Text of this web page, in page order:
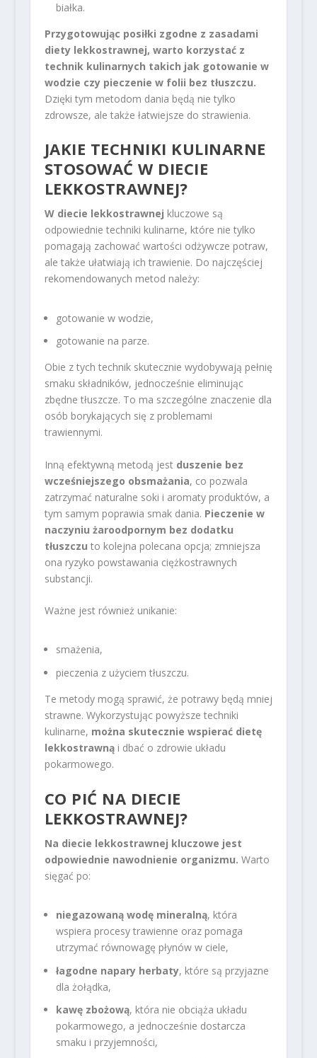
białka.
Przygotowując posiłki zgodne z zasadami
diety lekkostrawnej, warto korzystać z
technik kulinarnych takich jak gotowanie w
wodzie czy pieczenie w folii bez tłuszczu.
Dzięki tym metodom dania będą nie tylko
zdrowsze, ale także łatwiejsze do strawienia.
JAKIE TECHNIKI KULINARNE
STOSOWAĆ W DIECIE
LEKKOSTRAWNEJ?
W diecie lekkostrawnej kluczowe są
odpowiednie techniki kulinarne, które nie tylko
pomagają zachować wartości odżywcze potraw,
ale także ułatwiają ich trawienie. Do najczęściej
rekomendowanych metod należy:
gotowanie w wodzie,
gotowanie na parze.
Obie z tych technik skutecznie wydobywają pełnię
smaku składników, jednocześnie eliminując
zbędne tłuszcze. To ma szczególne znaczenie dla
osób borykających się z problemami
trawiennymi.
Inną efektywną metodą jest duszenie bez
wcześniejszego obsmażania, co pozwala
zatrzymać naturalne soki i aromaty produktów, a
tym samym poprawia smak dania. Pieczenie w
naczyniu żaroodpornym bez dodatku
tłuszczu to kolejna polecana opcja; zmniejsza
ona ryzyko powstawania ciężkostrawnych
substancji.
Ważne jest również unikanie:
smażenia,
pieczenia z użyciem tłuszczu.
Te metody mogą sprawić, że potrawy będą mniej
strawne. Wykorzystując powyższe techniki
kulinarne, można skutecznie wspierać dietę
lekkostrawnąi dbać o zdrowie układu
pokarmowego.
CO PIĆ NA DIECIE
LEKKOSTRAWNEJ?
Na diecie lekkostrawnej kluczowe jest
odpowiednie nawodnienie organizmu. Warto
sięgać po:
niegazowaną wodę mineralną, która
wspiera procesy trawienne oraz pomaga
utrzymać równowagę płynów w ciele,
łagodne napary herbaty, które są przyjazne
dla żołądka,
kawę zbożową, która nie obciąża układu
pokarmowego, a jednocześnie dostarcza
smaku i przyjemności,